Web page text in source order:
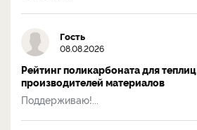
Гость
08.08.2026
Рейтинг поликарбоната для
производителей материалов
Поддерживаю!...